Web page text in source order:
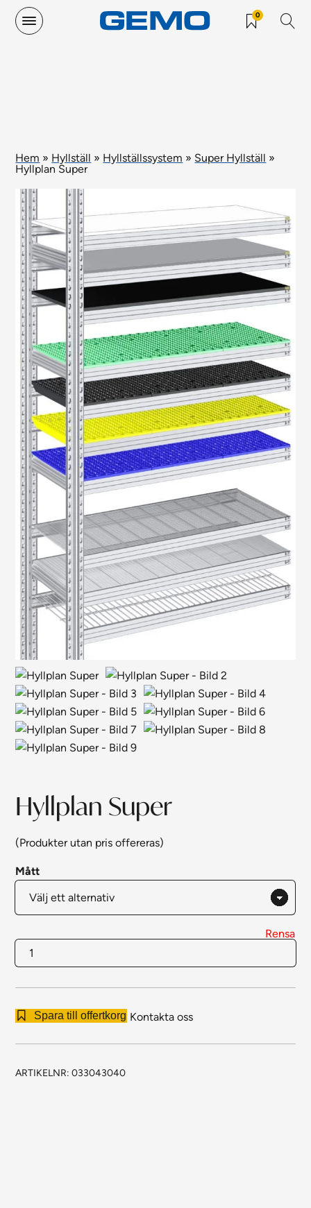
0
Hem » Hyllställ » Hyllställssystem » Super Hyllställ »
Hyllplan Super
Hyllplan Super
(Produkter utan pris offereras)
Mått
Rensa
Hyllplan
Super
Spara till offertkorg Kontakta oss
ARTIKELNR:033043040